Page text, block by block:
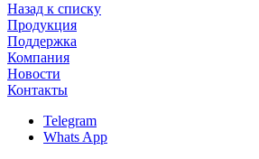
Назад к списку
Продукция
Поддержка
Компания
Новости
Контакты
Telegram
Whats App